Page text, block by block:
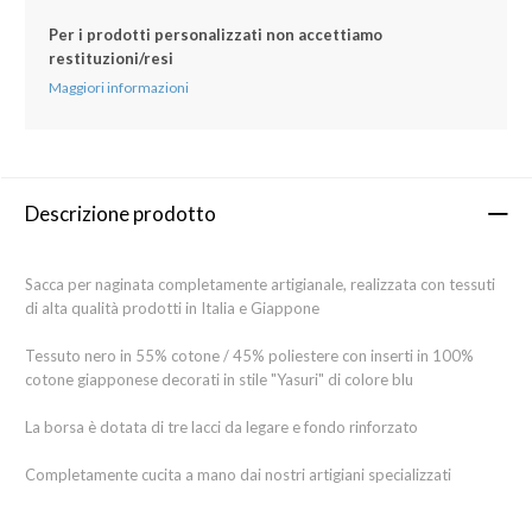
Per i prodotti personalizzati non accettiamo
restituzioni/resi
Maggiori informazioni
Descrizione prodotto
Sacca per naginata completamente artigianale, realizzata con tessuti
di alta qualità prodotti in Italia e Giappone
Tessuto nero in 55% cotone / 45% poliestere con inserti in 100%
cotone giapponese decorati in stile "Yasuri" di colore blu
La borsa è dotata di tre lacci da legare e fondo rinforzato
Completamente cucita a mano dai nostri artigiani specializzati